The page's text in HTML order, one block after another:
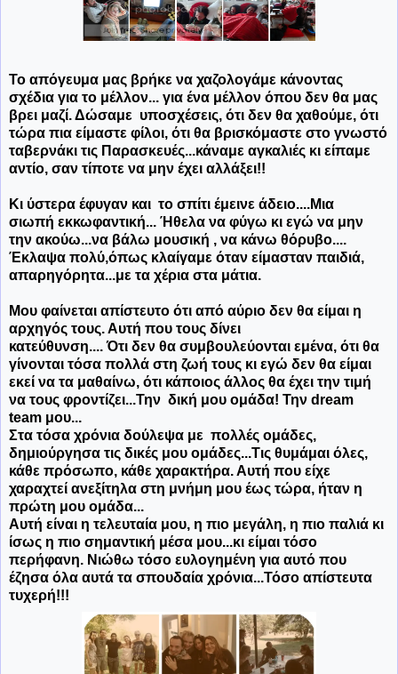
Το απόγευμα μας βρήκε να χαζολογάμε κάνοντας
σχέδια για το μέλλον... για ένα μέλλον όπου δεν θα μας
βρει μαζί. Δώσαμε υποσχέσεις, ότι δεν θα χαθούμε, ότι
τώρα πια είμαστε φίλοι, ότι θα βρισκόμαστε στο γνωστό
ταβερνάκι τις Παρασκευές...κάναμε αγκαλιές κι είπαμε
αντίο, σαν τίποτε να μην έχει αλλάξει!!
Κι ύστερα έφυγαν και το σπίτι έμεινε άδειο....Μια
σιωπή εκκωφαντική... Ήθελα να φύγω κι εγώ να μην
την ακούω...να βάλω μουσική , να κάνω θόρυβο....
Έκλαψα πολύ,όπως κλαίγαμε όταν είμασταν παιδιά,
απαρηγόρητα...με τα χέρια στα μάτια.
Μου φαίνεται απίστευτο ότι από αύριο δεν θα είμαι η
αρχηγός τους. Αυτή που τους δίνει
κατεύθυνση.... Ότι δεν θα συμβουλεύονται εμένα, ότι θα
γίνονται τόσα πολλά στη ζωή τους κι εγώ δεν θα είμαι
εκεί να τα μαθαίνω, ότι κάποιος άλλος θα έχει την τιμή
να τους φροντίζει...Την δική μου ομάδα! Την dream
team μου...
Στα τόσα χρόνια δούλεψα με πολλές ομάδες,
δημιούργησα τις δικές μου ομάδες...Τις θυμάμαι όλες,
κάθε πρόσωπο, κάθε χαρακτήρα. Αυτή που είχε
χαραχτεί ανεξίτηλα στη μνήμη μου έως τώρα, ήταν η
πρώτη μου ομάδα...
Αυτή είναι η τελευταία μου, η πιο μεγάλη, η πιο παλιά κι
ίσως η πιο σημαντική μέσα μου...κι είμαι τόσο
περήφανη. Νιώθω τόσο ευλογημένη για αυτό που
έζησα όλα αυτά τα σπουδαία χρόνια...Τόσο απίστευτα
τυχερή!!!